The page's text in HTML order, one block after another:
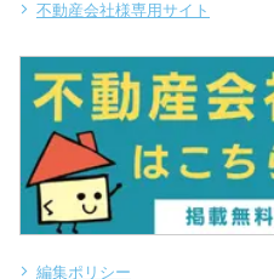
不動産会社様専用サイト
編集ポリシー